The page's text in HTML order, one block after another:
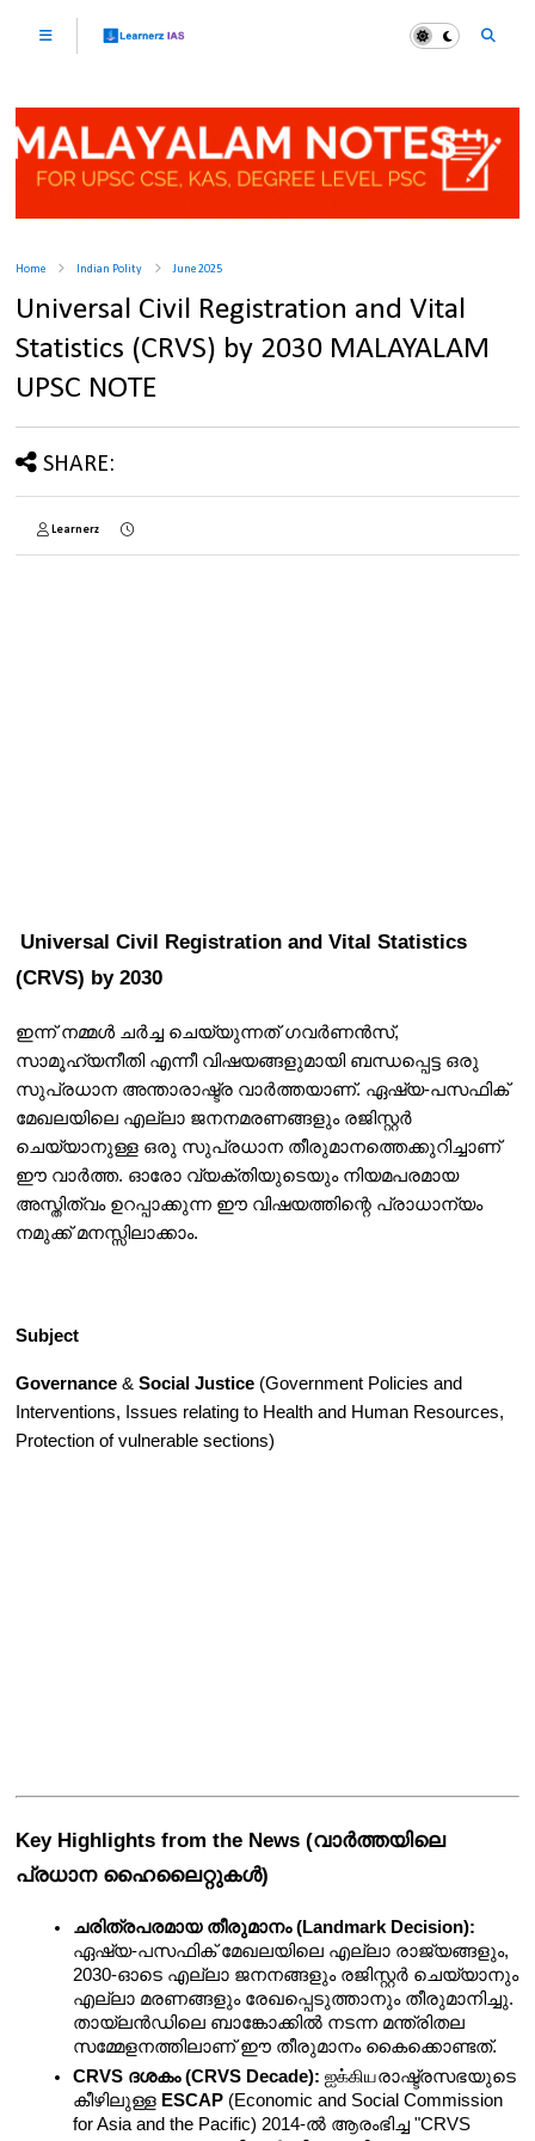
Home Indian Polity June 2025
Universal Civil Registration and Vital
Statistics (CRVS) by 2030 MALAYALAM
UPSC NOTE
SHARE:
Learnerz
Universal Civil Registration and Vital Statistics
(CRVS) by 2030
ഇന്ന് നമ്മൾ ചർച്ച ചെയ്യുന്നത് ഗവർണൻസ്,
സാമൂഹ്യനീതി എന്നീ വിഷയങ്ങളുമായി ബന്ധപ്പെട്ട ഒരു
സുപ്രധാന അന്താരാഷ്ട്ര വാർത്തയാണ്. ഏഷ്യ-പസഫിക്
മേഖലയിലെ എല്ലാ ജനനമരണങ്ങളും രജിസ്റ്റർ
ചെയ്യാനുള്ള ഒരു സുപ്രധാന തീരുമാനത്തെക്കുറിച്ചാണ്
ഈ വാർത്ത. ഓരോ വ്യക്തിയുടെയും നിയമപരമായ
അസ്തിത്വം ഉറപ്പാക്കുന്ന ഈ വിഷയത്തിന്റെ പ്രാധാന്യം
നമുക്ക് മനസ്സിലാക്കാം.
Subject
Governance & Social Justice (Government Policies and
Interventions, Issues relating to Health and Human Resources,
Protection of vulnerable sections)
Key Highlights from the News (വാർത്തയിലെ
പ്രധാന ഹൈലൈറ്റുകൾ)
ചരിത്രപരമായ തീരുമാനം (Landmark Decision):
ഏഷ്യ-പസഫിക് മേഖലയിലെ എല്ലാ രാജ്യങ്ങളും,
2030-ഓടെ എല്ലാ ജനനങ്ങളും രജിസ്റ്റർ ചെയ്യാനും
എല്ലാ മരണങ്ങളും രേഖപ്പെടുത്താനും തീരുമാനിച്ചു.
തായ്‌ലൻഡിലെ ബാങ്കോക്കിൽ നടന്ന മന്ത്രിതല
സമ്മേളനത്തിലാണ് ഈ തീരുമാനം കൈക്കൊണ്ടത്.
CRVS ദശകം (CRVS Decade): ஐக்கியരാഷ്ട്രസഭയുടെ
കീഴിലുള്ള ESCAP (Economic and Social Commission
for Asia and the Pacific) 2014-ൽ ആരംഭിച്ച "CRVS